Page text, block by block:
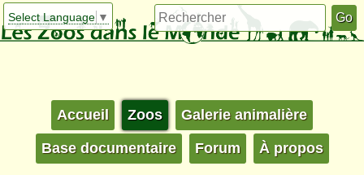
Select Language ▼
Accueil Zoos Galerie animalière
Base documentaire Forum À propos